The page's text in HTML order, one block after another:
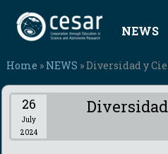
NEWS
Home » NEWS » Diversidad y
26
July
2024